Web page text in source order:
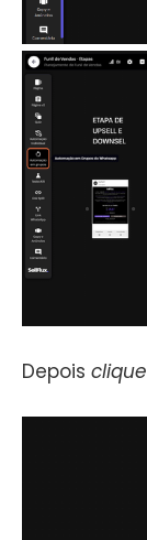
Depois clique